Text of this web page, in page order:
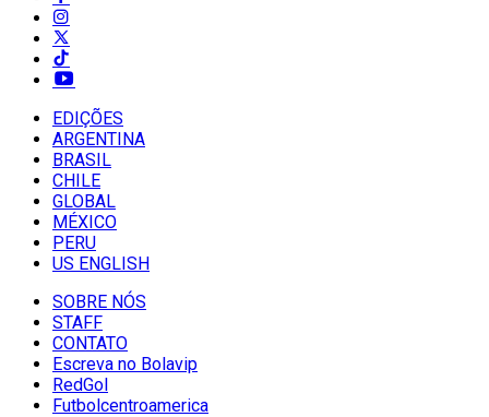
EDIÇÕES
ARGENTINA
BRASIL
CHILE
GLOBAL
MÉXICO
PERU
US ENGLISH
SOBRE NÓS
STAFF
CONTATO
Escreva no Bolavip
RedGol
Futbolcentroamerica